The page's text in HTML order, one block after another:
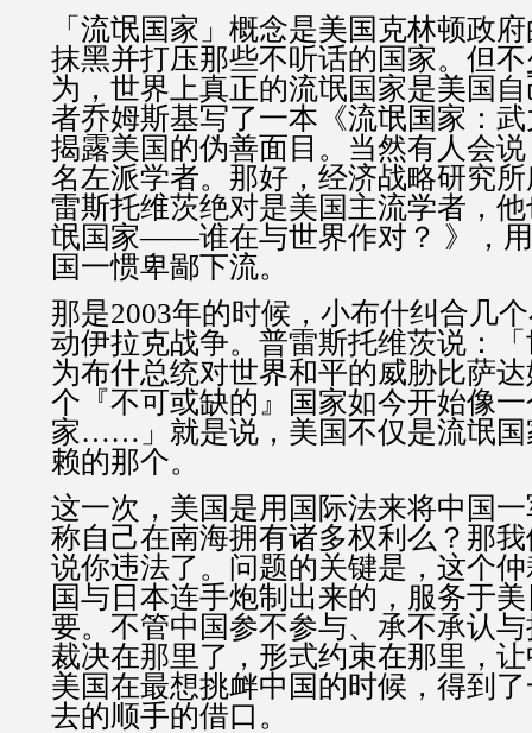
「流氓国家」概念是美国克林顿政
抹黑并打压那些不听话的国家。但
为，世界上真正的流氓国家是美国
者乔姆斯基写了一本《流氓国家：
揭露美国的伪善面目。当然有人会
名左派学者。那好，经济战略研究
雷斯托维茨绝对是美国主流学者，
氓国家——谁在与世界作对？ 》，
国一惯卑鄙下流。
那是2003年的时候，小布什纠合几
动伊拉克战争。普雷斯托维茨说：
为布什总统对世界和平的威胁比萨
个『不可或缺的』国家如今开始像
家……」就是说，美国不仅是流氓国
赖的那个。
这一次，美国是用国际法来将中国
称自己在南海拥有诸多权利么？那
说你违法了。问题的关键是，这个
国与日本连手炮制出来的，服务于
要。不管中国参不参与、承不承认
裁决在那里了，形式约束在那里，
美国在最想挑衅中国的时候，得到
去的顺手的借口。